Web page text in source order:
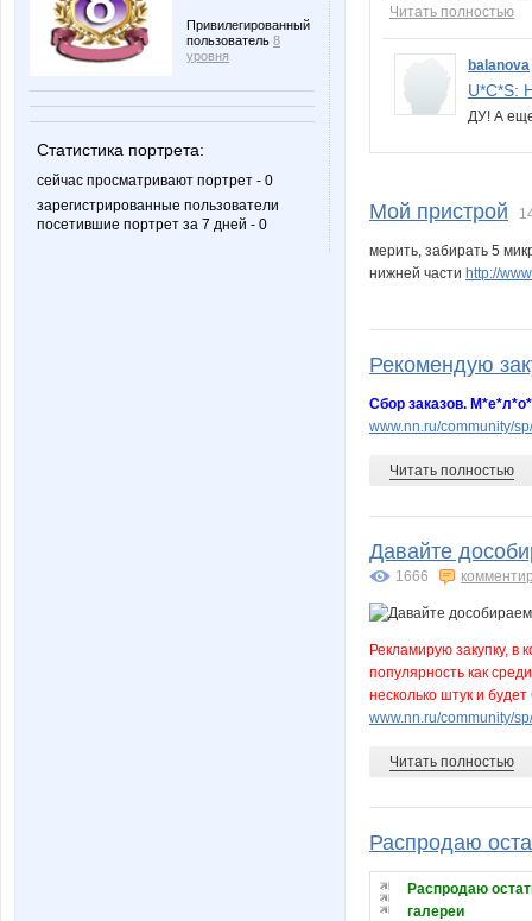
Привилегированный
пользователь 8
уровня
Статистика портрета:
сейчас просматривают портрет - 0
зарегистрированные пользователи
посетившие портрет за 7 дней - 0
Читать полностью
balanova
U*C*S:
ДУ! А
Мой пристрой
мерить, забирать 5
нижней части http://
Рекомендую
Сбор заказов.
www.nn.ru/community/
Читать полностью
Давайте
1666
Рекламирую закупку, в
популярность как
несколько штук и
www.nn.ru/community/
Читать полностью
Распродаю
Распродаю
галереи